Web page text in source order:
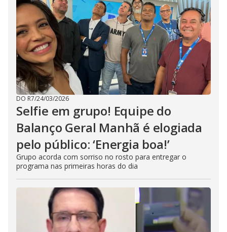
DO R7/24/03/2026
Selfie em grupo! Equipe do
Balanço Geral Manhã é elogiada
pelo público: ‘Energia boa!’
Grupo acorda com sorriso no rosto para entregar o
programa nas primeiras horas do dia